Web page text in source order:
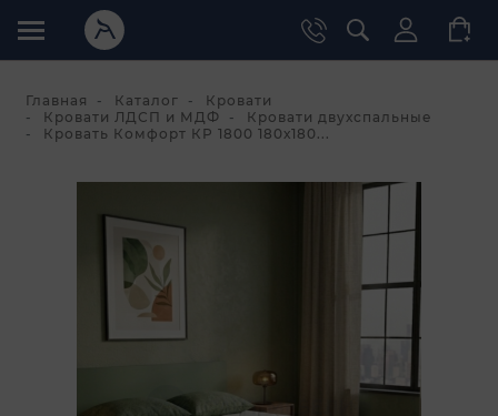
Главная Каталог
Кровати
Кровати ЛДСП и МДФ
Кровати двухспальные
Кровать Комфорт КР 1800 180х180...